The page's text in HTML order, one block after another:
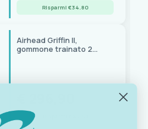
Risparmi €34.80
Airhead Griffin II,
gommone trainato 2